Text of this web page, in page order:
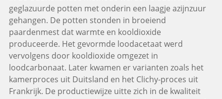
geglazuurde potten met onderin een laagje azijnzuur
gehangen. De potten stonden in broeiend
paardenmest dat warmte en kooldioxide
produceerde. Het gevormde loodacetaat werd
vervolgens door kooldioxide omgezet in
loodcarbonaat. Later kwamen er varianten zoals het
kamerproces uit Duitsland en het Clichy-proces uit
Frankrijk. De productiewijze uitte zich in de kwaliteit